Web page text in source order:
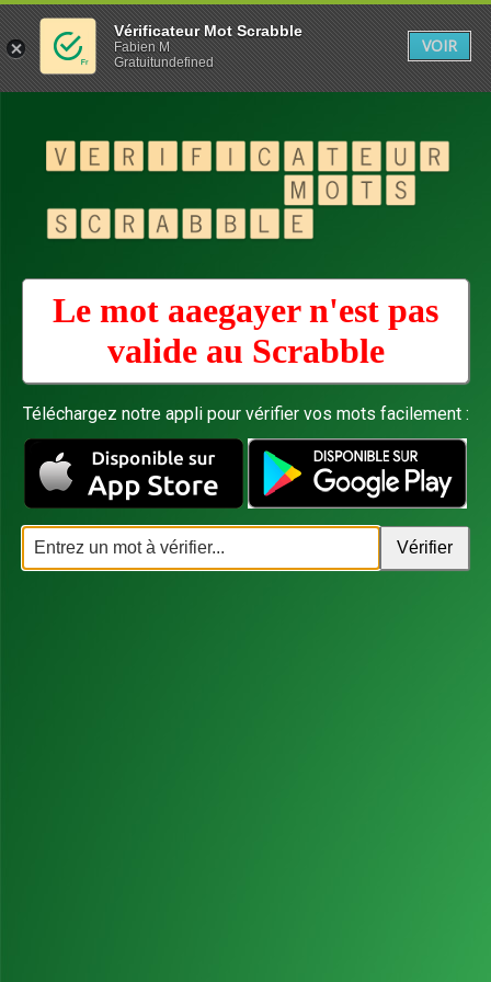
Le mot aaegayer n'est pas
valide au Scrabble
Téléchargez notre appli pour vérifier vos mots facilement :
Vérificateur Mot Scrabble
Fabien M
Gratuitundefined
VOIR